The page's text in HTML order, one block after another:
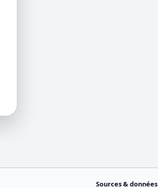
Sources & données